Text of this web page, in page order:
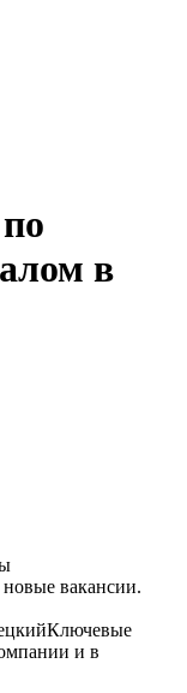
в
вакансии.
Ключевые
и в